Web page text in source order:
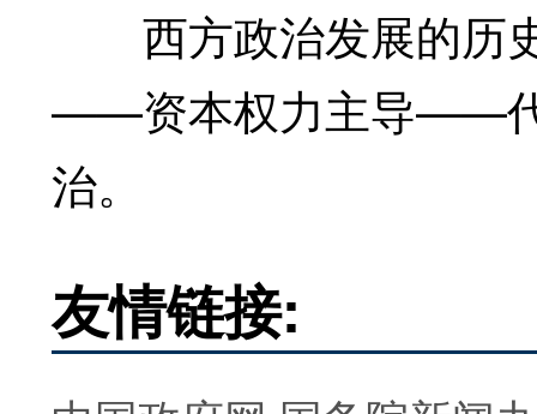
西方政治发展的历
——资本权力主导——
治。
友情链接: